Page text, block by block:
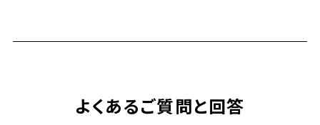
よくあるご質問と回答